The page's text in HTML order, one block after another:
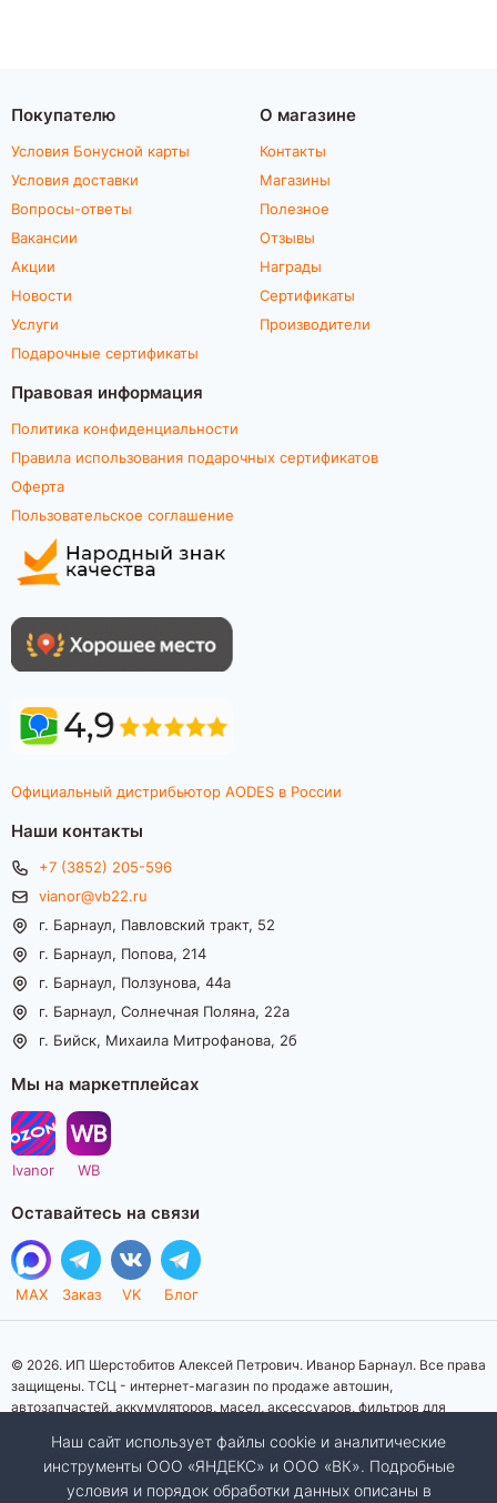
Покупателю
Условия Бонусной карты
Условия доставки
Вопросы-ответы
Вакансии
Акции
Новости
Услуги
Подарочные сертификаты
О магазине
Контакты
Магазины
Полезное
Отзывы
Награды
Сертификаты
Производители
Правовая информация
Политика конфиденциальности
Правила использования подарочных сертификатов
Оферта
Пользовательское соглашение
Официальный дистрибьютор AODES в России
Наши контакты
+7 (3852) 205-596
vianor@vb22.ru
г. Барнаул, Павловский тракт, 52
г. Барнаул, Попова, 214
г. Барнаул, Ползунова, 44а
г. Барнаул, Солнечная Поляна, 22а
г. Бийск, Михаила Митрофанова, 2б
Мы на маркетплейсах
Ivanor WB
Оставайтесь на связи
MAX Заказ VK Блог
© 2026. ИП Шерстобитов Алексей Петрович. Иванор Барнаул. Все права
защищены. ТСЦ - интернет-магазин по продаже автошин,
автозапчастей, аккумуляторов, масел, аксессуаров, фильтров для
информационный характер. Представленная информация о товарах, их
стоимости, характеристик, фото, наличия на складе ни при каких
условиях не является публичной офертой, определяемой положениями
Наш сайт использует файлы cookie и аналитические
инструменты ООО «ЯНДЕКС» и ООО «ВК». Подробные
условия и порядок обработки данных описаны в